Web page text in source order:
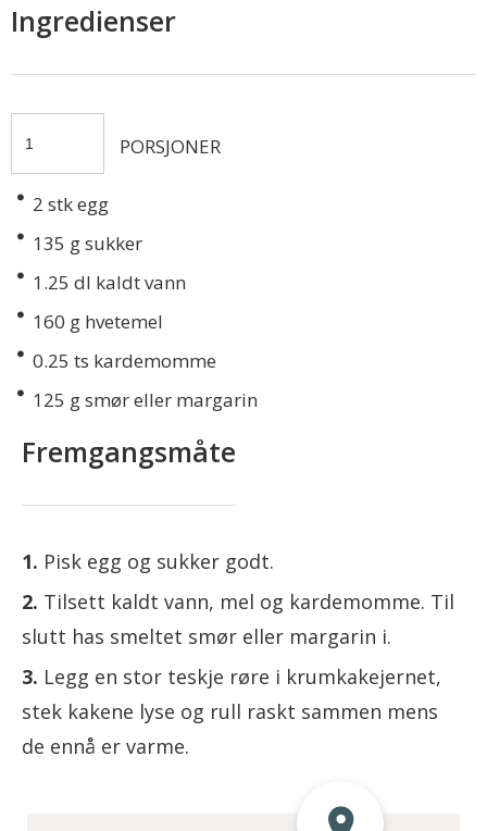
Ingredienser
PORSJONER
2 stk egg
135 g sukker
1.25 dl kaldt vann
160 g hvetemel
0.25 ts kardemomme
125 g smør eller margarin
Fremgangsmåte
Pisk egg og sukker godt.
Tilsett kaldt vann, mel og kardemomme. Til
slutt has smeltet smør eller margarin i.
Legg en stor teskje røre i krumkakejernet,
stek kakene lyse og rull raskt sammen mens
de ennå er varme.